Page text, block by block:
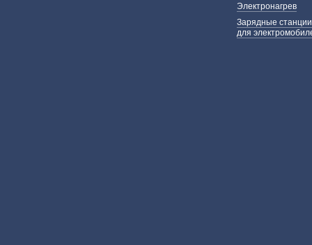
Электронагрев
Зарядные станции
для